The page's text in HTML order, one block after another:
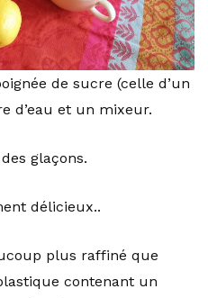
de sucre (celle d’un
d’eau et un mixeur.
glaçons.
délicieux..
plus raffiné que
contenant un